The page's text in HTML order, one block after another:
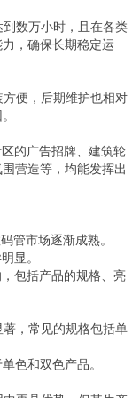
数万小时，且在各类
，确保长期稳定运
便，后期维护也相对
的广告招牌、建筑轮
营造等，均能发挥出
管市场逐渐成熟。
显。
包括产品的规格、亮
，常见的规格包括单
色和双色产品。